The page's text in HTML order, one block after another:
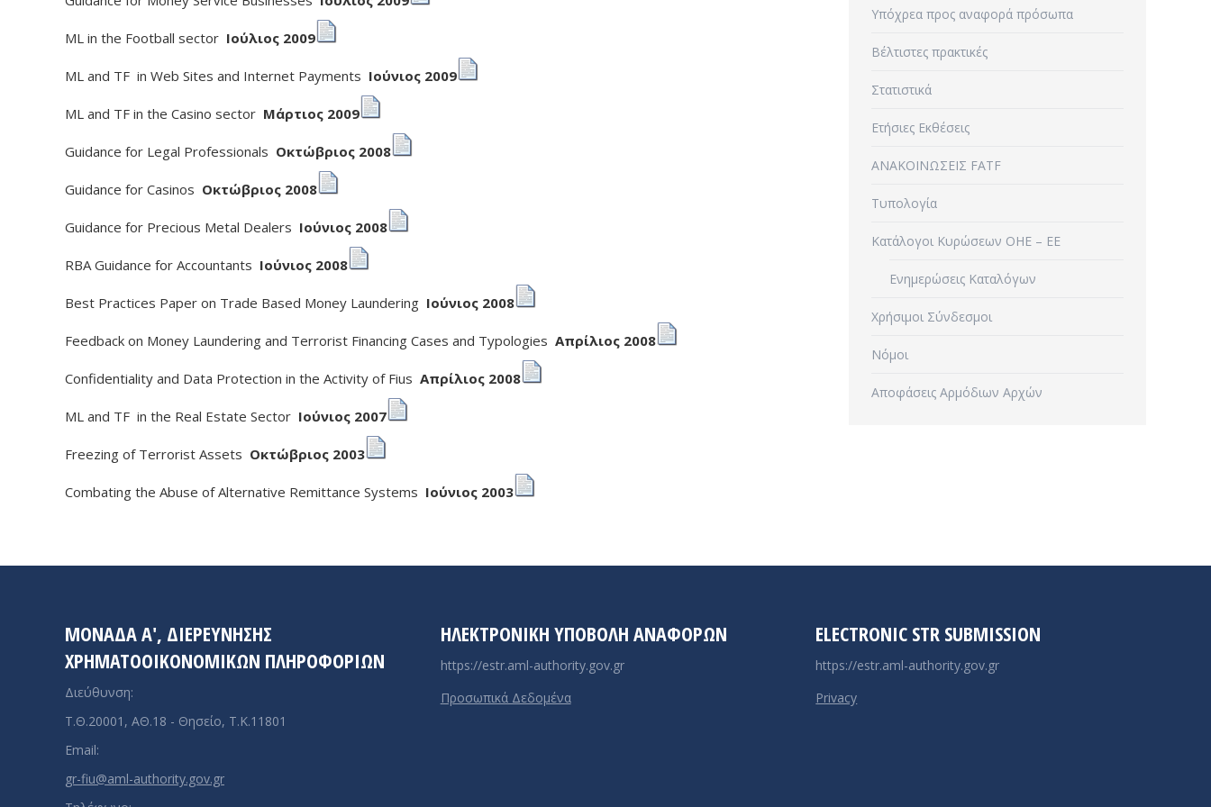
ML in the Football sector Ιούλιος 2009
ML and TF in Web Sites and Internet Payments Ιούνιος 2009
ML and TF in the Casino sector Μάρτιος 2009
Guidance for Legal Professionals Οκτώβριος 2008
Guidance for Casinos Οκτώβριος 2008
Guidance for Precious Metal Dealers Ιούνιος 2008
RBA Guidance for Accountants Ιούνιος 2008
Best Practices Paper on Trade Based Money Laundering Ιούνιος 2008
Feedback on Money Laundering and Terrorist Financing Cases and Typologies Απρίλιος 2008
Confidentiality and Data Protection in the Activity of Fius Απρίλιος 2008
ML and TF in the Real Estate Sector Ιούνιος 2007
Freezing of Terrorist Assets Οκτώβριος 2003
Combating the Abuse of Alternative Remittance Systems Ιούνιος 2003
Υπόχρεα προς αναφορά πρόσωπα
Βέλτιστες πρακτικές
Στατιστικά
Ετήσιες Εκθέσεις
ΑΝΑΚΟΙΝΩΣΕΙΣ FATF
Τυπολογία
Κατάλογοι Κυρώσεων ΟΗΕ – ΕΕ
Ενημερώσεις Καταλόγων
Χρήσιμοι Σύνδεσμοι
Νόμοι
Αποφάσεις Αρμόδιων Αρχών
ΜΟΝΑΔΑ A', ΔΙΕΡΕΥΝΗΣΗΣ
ΧΡΗΜΑΤΟΟΙΚΟΝΟΜΙΚΩΝ ΠΛΗΡΟΦΟΡΙΩΝ
Διεύθυνση:
Τ.Θ.20001, ΑΘ.18 - Θησείο, Τ.Κ.11801
Email:
gr-fiu@aml-authority.gov.gr
ΗΛΕΚΤΡΟΝΙΚΉ ΥΠΟΒΟΛΉ ΑΝΑΦΟΡΏΝ
https://estr.aml-authority.gov.gr
Προσωπικά Δεδομένα
ELECTRONIC STR SUBMISSION
https://estr.aml-authority.gov.gr
Privacy